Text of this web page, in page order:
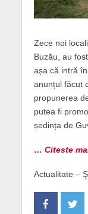
Zece noi
Buzău, au
așa că intră
anunțul făcut
propunerea
putea fi
ședința de
… Citeste
Actualitate –